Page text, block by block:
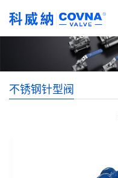
不锈钢针型阀